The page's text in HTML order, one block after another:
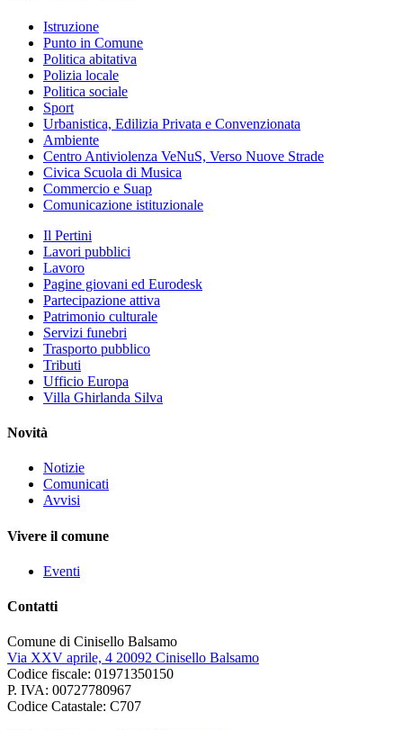
Istruzione
Punto in Comune
Politica abitativa
Polizia locale
Politica sociale
Sport
Urbanistica, Edilizia Privata e Convenzionata
Ambiente
Centro Antiviolenza VeNuS, Verso Nuove Strade
Civica Scuola di Musica
Commercio e Suap
Comunicazione istituzionale
Il Pertini
Lavori pubblici
Lavoro
Pagine giovani ed Eurodesk
Partecipazione attiva
Patrimonio culturale
Servizi funebri
Trasporto pubblico
Tributi
Ufficio Europa
Villa Ghirlanda Silva
Novità
Notizie
Comunicati
Avvisi
Vivere il comune
Eventi
Contatti
Comune di Cinisello Balsamo
Via XXV aprile, 4 20092 Cinisello Balsamo
Codice fiscale: 01971350150
P. IVA: 00727780967
Codice Catastale: C707